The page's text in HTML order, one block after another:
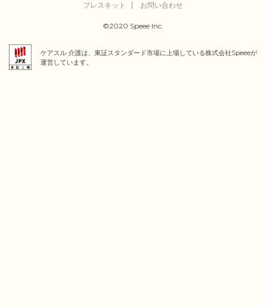
プレスキット
お問い合わせ
©2020 Speee Inc.
ケアスル 介護は、東証スタンダード市場に上場している株式会社Speeeが
運営しています。